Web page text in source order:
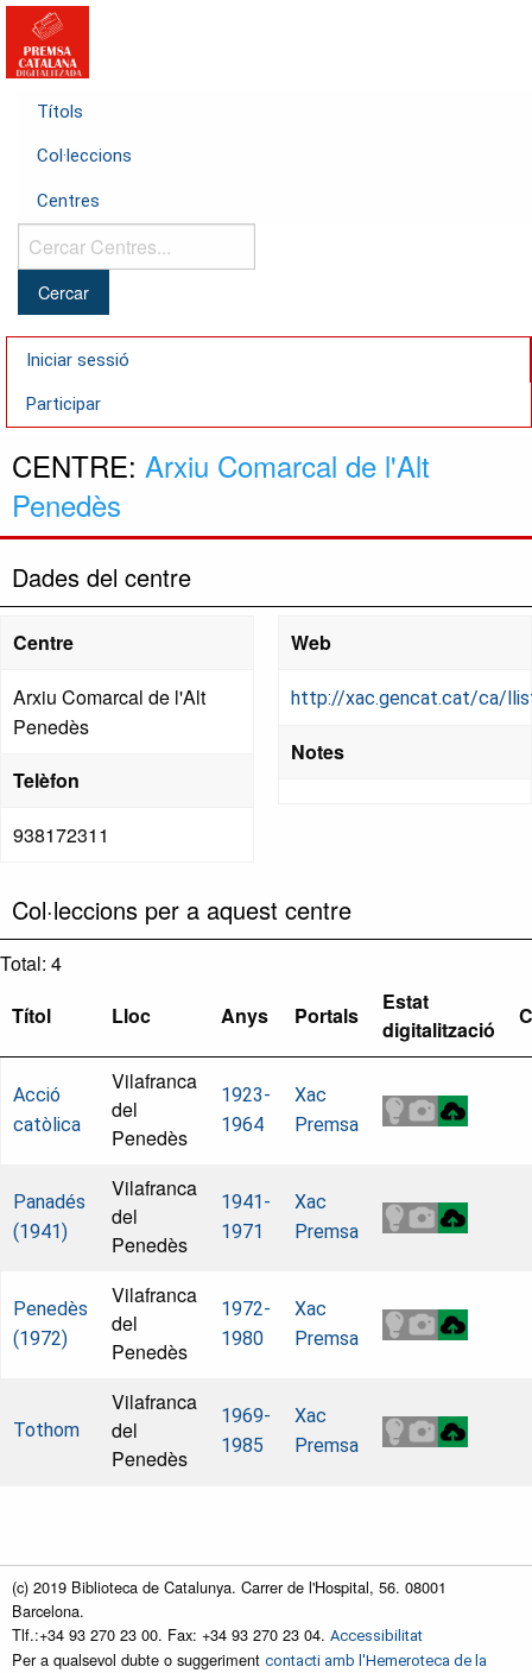
Títols
Col·leccions
Centres
Cercar
Centres...
Iniciar sessió
Participar
CENTRE: Arxiu Comarcal de l'Alt
Penedès
Dades del centre
Centre
Arxiu Comarcal de l'Alt
Penedès
Telèfon
938172311
Web
http://xac.gencat.cat/ca/
Notes
Col·leccions per a aquest centre
Total: 4
Títol
Lloc Anys Portals
Estat
digitalització
Acció
catòlica
Vilafranca
del
Penedès
1923-
1964
Xac
Premsa
Panadés
(1941)
Vilafranca
del
Penedès
1941-
1971
Xac
Premsa
Penedès
(1972)
Vilafranca
del
Penedès
1972-
1980
Xac
Premsa
Tothom
Vilafranca
del
Penedès
1969-
1985
Xac
Premsa
(c) 2019 Biblioteca de Catalunya. Carrer de l'Hospital, 56. 08001
Barcelona.
Tlf.:+34 93 270 23 00. Fax: +34 93 270 23 04. Accessibilitat
Per a qualsevol dubte o suggeriment contacti amb l'Hemeroteca de la